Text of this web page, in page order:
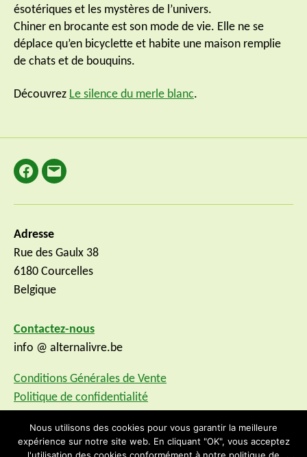
ésotériques et les mystères de l’univers.
Chiner en brocante est son mode de vie. Elle ne se
déplace qu’en bicyclette et habite une maison remplie
de chats et de bouquins.
Découvrez Le silence du merle blanc.
Facebook
E-
Adresse
Rue des Gaulx 38
6180 Courcelles
Belgique
Contactez-nous
info @ alternalivre.be
Conditions Générales de Vente
Politique de confidentialité
Nous utilisons des cookies pour vous garantir la meilleure
expérience sur notre site web. En cliquant "OK", vous acceptez